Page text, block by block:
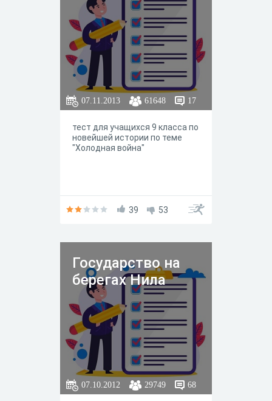
07.11.2013 61648 17
тест для учащихся 9 класса по
новейшей истории по теме
"Холодная война"
39 53
Государство на
берегах Нила
07.10.2012 29749 68